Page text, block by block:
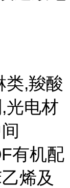
类,羧酸
光电材
有机配
烯及